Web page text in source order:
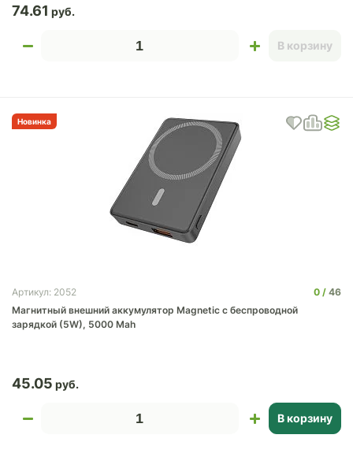
74.61
В корзину
Новинка
Артикул: 2052 0
46
Магнитный внешний аккумулятор Magnetic с беспроводной
зарядкой (5W), 5000 Mah
45.05
В корзину